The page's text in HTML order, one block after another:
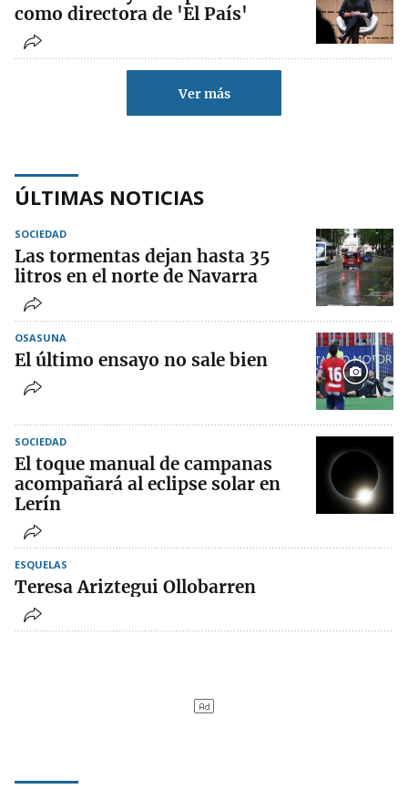
como directora de 'El País'
Ver más
ÚLTIMAS NOTICIAS
SOCIEDAD
Las tormentas dejan hasta 35
litros en el norte de Navarra
OSASUNA
El último ensayo no sale bien
SOCIEDAD
El toque manual de campanas
acompañará al eclipse solar en
Lerín
ESQUELAS
Teresa Ariztegui Ollobarren